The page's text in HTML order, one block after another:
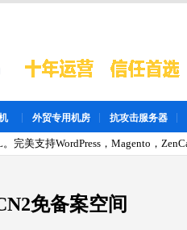
外贸专用机房 抗攻击服务器
完美支持WordPress，Magento，
免备案空间